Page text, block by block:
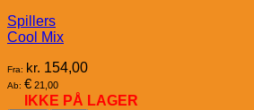
Spillers
Cool Mix
Fra: kr. 154,00
Ab: € 21,00
IKKE PÅ LAGER